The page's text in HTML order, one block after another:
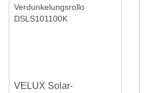
VELUX Solar-